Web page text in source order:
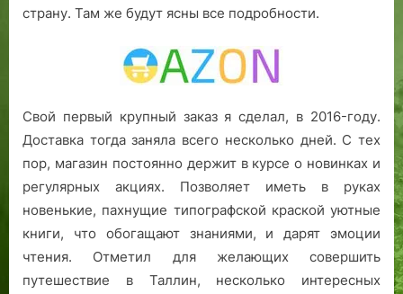
страну. Там же будут ясны все подробности.
Свой первый крупный заказ я сделал, в 2016-году.
Доставка тогда заняла всего несколько дней. С тех
пор, магазин постоянно держит в курсе о новинках и
регулярных акциях. Позволяет иметь в руках
новенькие, пахнущие типографской краской уютные
книги, что обогащают знаниями, и дарят эмоции
чтения. Отметил для желающих совершить
путешествие в Таллин, несколько интересных